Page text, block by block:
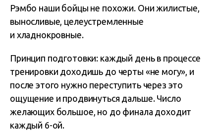
Рэмбо наши бойцы не похожи. Они жилистые,
выносливые, целеустремленные
и хладнокровные.
Принцип подготовки: каждый день в процессе
тренировки доходишь до черты «не могу», и
после этого нужно переступить через это
ощущение и продвинуться дальше. Число
желающих большое, но до финала доходит
каждый 6-ой.